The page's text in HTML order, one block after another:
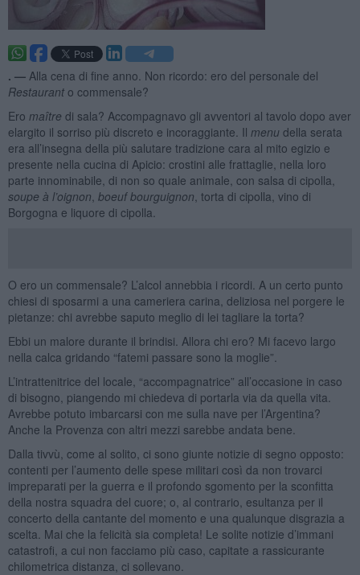
. — Alla cena di fine anno. Non ricordo: ero del personale del
Restauranto commensale?
Ero maître di sala? Accompagnavo gli avventori al tavolo dopo aver
elargito il sorriso più discreto e incoraggiante. Il menudella serata
era all’insegna della più salutare tradizione cara al mito egizio e
presente nella cucina di Apicio: crostini alle frattaglie, nella loro
parte innominabile, di non so quale animale, con salsa di cipolla,
soupe à l’oignon boeuf bourguignon , torta di cipolla, vino di
Borgogna e liquore di cipolla.
O ero un commensale? L’alcol annebbia i ricordi. A un certo punto
chiesi di sposarmi a una cameriera carina, deliziosa nel porgere le
pietanze: chi avrebbe saputo meglio di lei tagliare la torta?
Ebbi un malore durante il brindisi. Allora chi ero? Mi facevo largo
nella calca gridando “fatemi passare sono la moglie”.
L’intrattenitrice del locale, “accompagnatrice” all’occasione in caso
di bisogno, piangendo mi chiedeva di portarla via da quella vita.
Avrebbe potuto imbarcarsi con me sulla nave per l’Argentina?
Anche la Provenza con altri mezzi sarebbe andata bene.
Dalla tivvù, come al solito, ci sono giunte notizie di segno opposto:
contenti per l’aumento delle spese militari così da non trovarci
impreparati per la guerra e il profondo sgomento per la sconfitta
della nostra squadra del cuore; o, al contrario, esultanza per il
concerto della cantante del momento e una qualunque disgrazia a
scelta. Mai che la felicità sia completa! Le solite notizie d’immani
catastrofi, a cui non facciamo più caso, capitate a rassicurante
chilometrica distanza, ci sollevano.